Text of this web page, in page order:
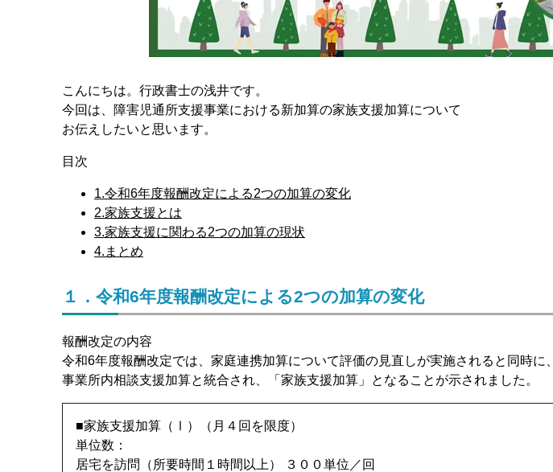
こんにちは。行政書士の浅井です。
今回は、障害児通所支援事業における新加算の家族支援加算について
お伝えしたいと思います。
目次
1.令和6年度報酬改定による2つの加算の変化
2.家族支援とは
3.家族支援に関わる2つの加算の現状
4.まとめ
１．令和6年度報酬改定による2つの加算の変化
報酬改定の内容
令和6年度報酬改定では、家庭連携加算について評価の見直しが実施されると同時に、
事業所内相談支援加算と統合され、「家族支援加算」となることが示されました。
■家族支援加算（Ⅰ）（月４回を限度）
単位数：
居宅を訪問（所要時間１時間以上） ３００単位／回